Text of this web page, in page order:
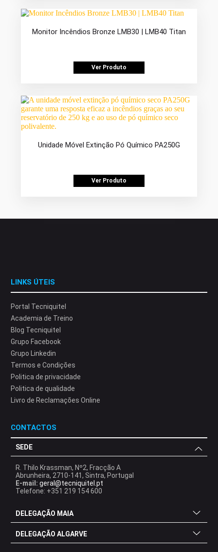
Monitor Incêndios Bronze LMB30 | LMB40 Titan
Ver Produto
Unidade Móvel Extinção Pó Químico PA250G
Ver Produto
LINKS ÚTEIS
Portal Tecniquitel
Academia de Treino
Blog Tecniquitel
Grupo Facebook
Grupo Linkedin
Termos e Condições
Politica de privacidade
Politica de qualidade
Livro de Reclamações Online
CONTACTOS
SEDE
R. Thilo Krassman, Nº2, Fracção A
Abrunheira, 2710-141, Sintra, Portugal
E-mail: geral@tecniquitel.pt
Telefone: +351 219 154 600
DELEGAÇÃO MAIA
DELEGAÇÃO ALGARVE